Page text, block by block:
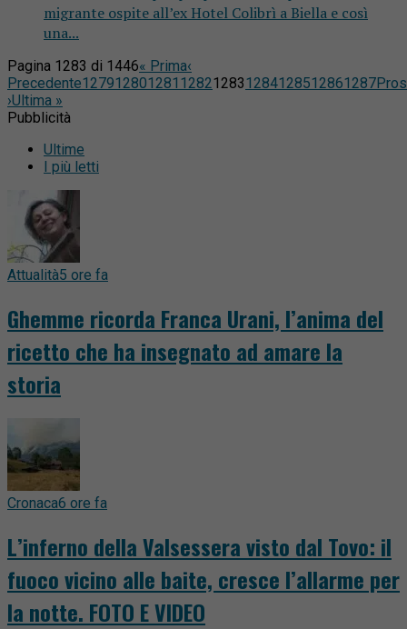
migrante ospite all’ex Hotel Colibrì a Biella e così
una...
Pagina 1283 di 1446« Prima‹
Precedente127912801281 128212831284128512861287
›Ultima »
Pubblicità
Ultime
I più letti
Attualità5 ore fa
Ghemme ricorda Franca Urani, l’anima del
ricetto che ha insegnato ad amare la
storia
Cronaca6 ore fa
L’inferno della Valsessera visto dal Tovo: il
fuoco vicino alle baite, cresce l’allarme per
la notte. FOTO E VIDEO